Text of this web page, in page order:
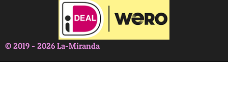
© 2019 - 2026 La-Miranda